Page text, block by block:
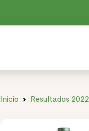
Inicio Resultados 2022